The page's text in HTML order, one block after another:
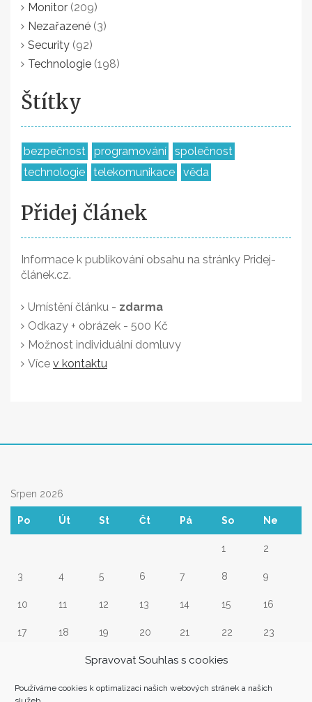
Spravovat Souhlas s cookies
Používáme cookies k optimalizaci našich webových stránek a našich
Monitor (209)
Nezařazené (3)
Security (92)
Technologie (198)
Štítky
bezpečnost programování
společnost
technologie
telekomunikace věda
Přidej článek
Informace k publikování obsahu na stránky Pridej-
článek.cz.
Umístění článku - zdarma
Odkazy + obrázek - 500 Kč
Možnost individuální domluvy
Více v kontaktu
Srpen 2026
Po Út St Čt Pá So Ne
1 2
3 4 5 6 7 8 9
10 11 12 13 14 15 16
17 18 19 20 21 22 23
26 27 28 29
31